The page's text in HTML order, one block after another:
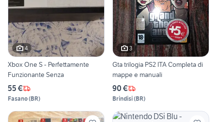
4
Xbox One S - Perfettamente
Funzionante Senza
55 €
Fasano(BR)
3
Gta trilogia PS2 ITA Completa di
mappe e manuali
90 €
Brindisi(BR)